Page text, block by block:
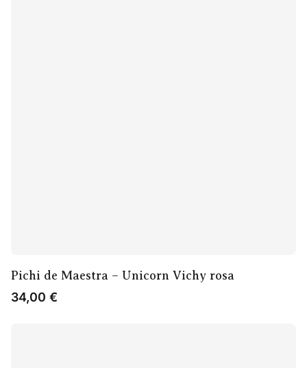
Pichi de Maestra – Unicorn Vichy rosa
34,00 €